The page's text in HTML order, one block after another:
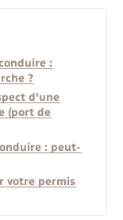
:
?
d'une
(port de
: peut-
votre permis